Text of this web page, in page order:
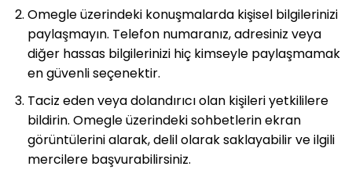
Omegle üzerindeki konuşmalarda kişisel bilgilerinizi
paylaşmayın. Telefon numaranız, adresiniz veya
diğer hassas bilgilerinizi hiç kimseyle paylaşmamak
en güvenli seçenektir.
Taciz eden veya dolandırıcı olan kişileri yetkililere
bildirin. Omegle üzerindeki sohbetlerin ekran
görüntülerini alarak, delil olarak saklayabilir ve ilgili
mercilere başvurabilirsiniz.